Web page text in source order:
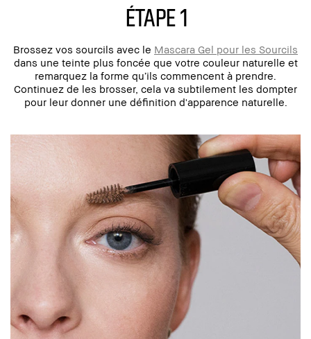
ÉTAPE 1
Brossez vos sourcils avec le Mascara Gel pour les Sourcils
dans une teinte plus foncée que votre couleur naturelle et
remarquez la forme qu’ils commencent à prendre.
Continuez de les brosser, cela va subtilement les dompter
pour leur donner une définition d'apparence naturelle.